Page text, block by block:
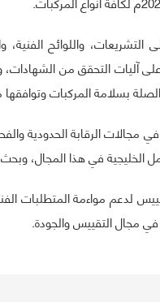
واللوائح الفنية،
آليات التحقق من
بسلامة المركبات وتوافقها
الرقابة الحدودية
في هذا المجال، وبحث
لدعم مواءمة المتطلبات
مجال التقييس والجودة.